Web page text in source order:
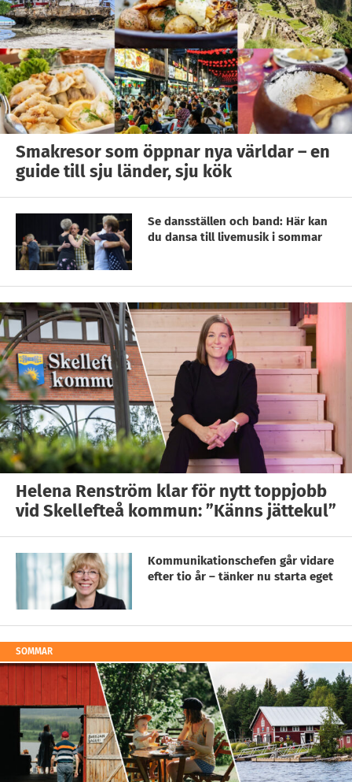
Smakresor som öppnar nya världar – en
guide till sju länder, sju kök
Se dansställen och band: Här kan
du dansa till livemusik i sommar
Helena Renström klar för nytt toppjobb
vid Skellefteå kommun: ”Känns jättekul”
Kommunikationschefen går vidare
efter tio år – tänker nu starta eget
SOMMAR